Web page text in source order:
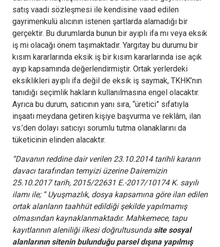
satış vaadi sözleşmesi ile kendisine vaad edilen
gayrimenkulü alıcının istenen şartlarda alamadığı bir
gerçektir. Bu durumlarda bunun bir ayıplı ifa mı veya eksik
iş mi olacağı önem taşımaktadır. Yargıtay bu durumu bir
kısım kararlarında eksik iş bir kısım kararlarında ise açık
ayıp kapsamında değerlendirmiştir. Ortak yerlerdeki
eksiklikleri ayıplı ifa değil de eksik iş saymak, TKHK’nın
tanıdığı seçimlik hakların kullanılmasına engel olacaktır.
Ayrıca bu durum, satıcının yanı sıra, “üretici” sıfatıyla
inşaatı meydana getiren kişiye başvurma ve reklâm, ilan
vs.’den dolayı satıcıyı sorumlu tutma olanaklarını da
tüketicinin elinden alacaktır.
“Davanın reddine dair verilen 23.10.2014 tarihli kararın
davacı tarafından temyizi üzerine Dairemizin
25.10.2017 tarih, 2015/22631 E.-2017/10174 K. sayılı
ilamı ile; “ Uyuşmazlık, dosya kapsamına göre ilan edilen
ortak alanların taahhüt edildiği şekilde yapılmamış
olmasından kaynaklanmaktadır. Mahkemece, tapu
kayıtlarının aleniliği ilkesi doğrultusunda site sosyal
alanlarının sitenin bulunduğu parsel dışına yapılmış